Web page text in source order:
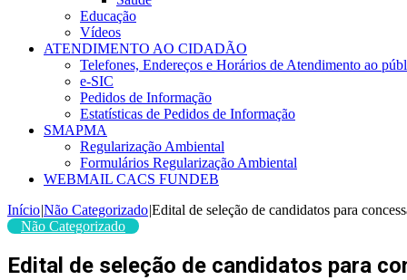
Educação
Vídeos
ATENDIMENTO AO CIDADÃO
Telefones, Endereços e Horários de Atendimento ao
e-SIC
Pedidos de Informação
Estatísticas de Pedidos de Informação
SMAPMA
Regularização Ambiental
Formulários Regularização Ambiental
WEBMAIL CACS FUNDEB
Início|Não Categorizado|Edital de seleção de candidatos para
Não Categorizado
Edital de seleção de candidatos para